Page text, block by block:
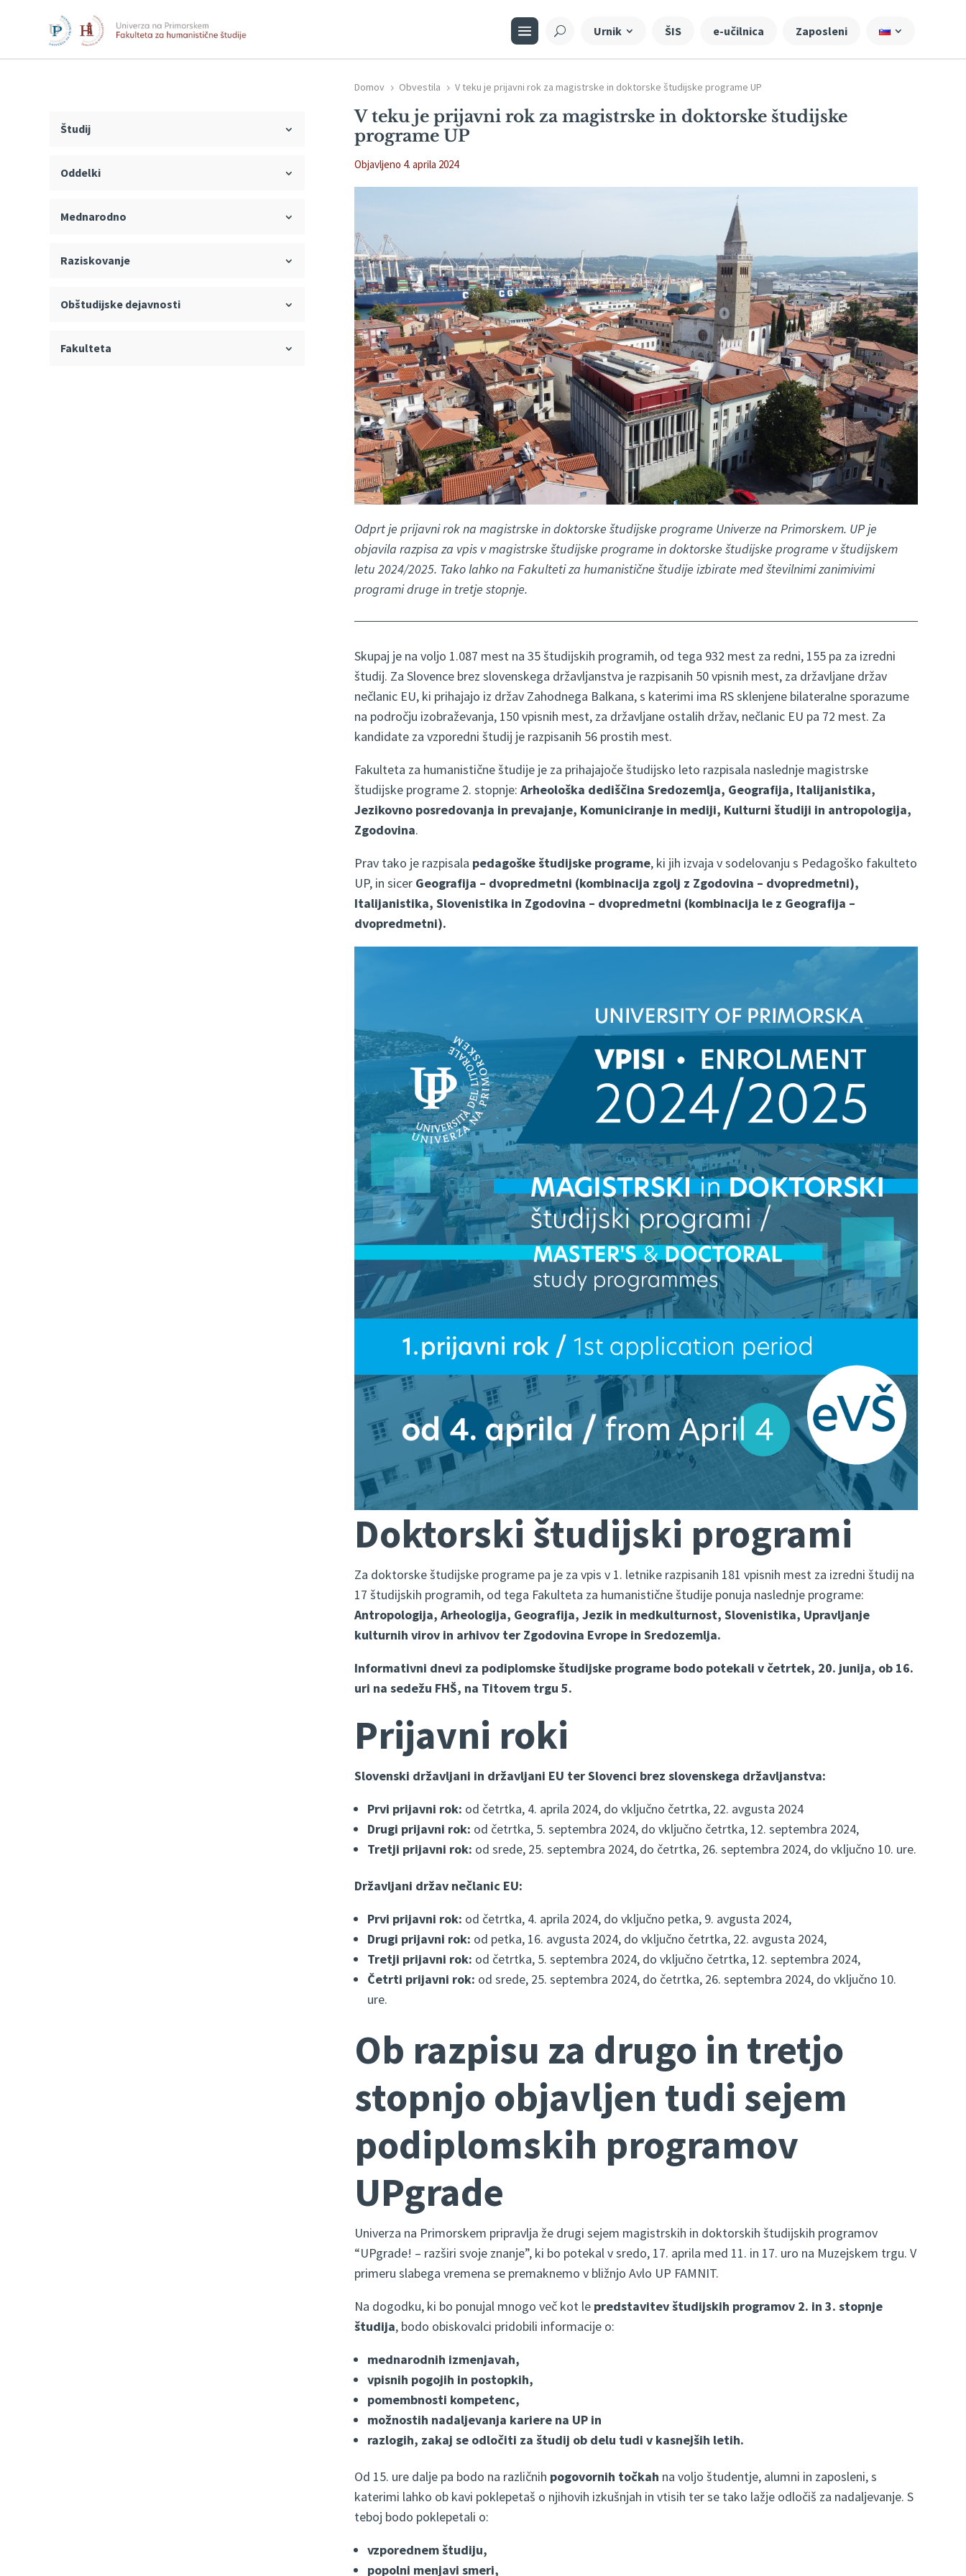
Urnik ŠIS e-učilnica Zaposleni
Domov 5 Obvestila 5 V teku je prijavni rok za magistrske in doktorske študijske programe UP
Študij
Oddelki
Mednarodno
Raziskovanje
Obštudijske dejavnosti
Fakulteta
V teku je prijavni rok za magistrske in doktorske študijske
programe UP
Objavljeno 4. aprila 2024
Odprt je prijavni rok na magistrske in doktorske študijske programe Univerze na Primorskem. UP je
objavila razpisa za vpis v magistrske študijske programe in doktorske študijske programe v študijskem
letu 2024/2025. Tako lahko na Fakulteti za humanistične študije izbirate med številnimi zanimivimi
programi druge in tretje stopnje.
Skupaj je na voljo 1.087 mest na 35 študijskih programih, od tega 932 mest za redni, 155 pa za izredni
študij. Za Slovence brez slovenskega državljanstva je razpisanih 50 vpisnih mest, za državljane držav
nečlanic EU, ki prihajajo iz držav Zahodnega Balkana, s katerimi ima RS sklenjene bilateralne sporazume
na področju izobraževanja, 150 vpisnih mest, za državljane ostalih držav, nečlanic EU pa 72 mest. Za
kandidate za vzporedni študij je razpisanih 56 prostih mest.
Fakulteta za humanistične študije je za prihajajoče študijsko leto razpisala naslednje magistrske
študijske programe 2. stopnje: Arheološka dediščina Sredozemlja, Geografija, Italijanistika,
Jezikovno posredovanja in prevajanje, Komuniciranje in mediji, Kulturni študiji in antropologija,
Zgodovina.
Prav tako je razpisala pedagoške študijske programe, ki jih izvaja v sodelovanju s Pedagoško fakulteto
UP, in sicer Geografija – dvopredmetni (kombinacija zgolj z Zgodovina – dvopredmetni),
Italijanistika, Slovenistika in Zgodovina – dvopredmetni (kombinacija le z Geografija –
dvopredmetni).
Doktorski študijski programi
Za doktorske študijske programe pa je za vpis v 1. letnike razpisanih 181 vpisnih mest za izredni študij na
17 študijskih programih, od tega Fakulteta za humanistične študije ponuja naslednje programe:
Antropologija, Arheologija, Geografija, Jezik in medkulturnost, Slovenistika, Upravljanje
kulturnih virov in arhivov ter Zgodovina Evrope in Sredozemlja.
Informativni dnevi za podiplomske študijske programe bodo potekali v četrtek, 20. junija, ob 16.
uri na sedežu FHŠ, na Titovem trgu 5.
Prijavni roki
Slovenski državljani in državljani EU ter Slovenci brez slovenskega državljanstva:
Prvi prijavni rok: od četrtka, 4. aprila 2024, do vključno četrtka, 22. avgusta 2024
Drugi prijavni rok: od četrtka, 5. septembra 2024, do vključno četrtka, 12. septembra 2024,
Tretji prijavni rok: od srede, 25. septembra 2024, do četrtka, 26. septembra 2024, do vključno 10. ure.
Državljani držav nečlanic EU:
Prvi prijavni rok: od četrtka, 4. aprila 2024, do vključno petka, 9. avgusta 2024,
Drugi prijavni rok: od petka, 16. avgusta 2024, do vključno četrtka, 22. avgusta 2024,
Tretji prijavni rok: od četrtka, 5. septembra 2024, do vključno četrtka, 12. septembra 2024,
Četrti prijavni rok: od srede, 25. septembra 2024, do četrtka, 26. septembra 2024, do vključno 10.
ure.
Ob razpisu za drugo in tretjo
stopnjo objavljen tudi sejem
podiplomskih programov
UPgrade
Univerza na Primorskem pripravlja že drugi sejem magistrskih in doktorskih študijskih programov
“UPgrade! – razširi svoje znanje”, ki bo potekal v sredo, 17. aprila med 11. in 17. uro na Muzejskem trgu. V
primeru slabega vremena se premaknemo v bližnjo Avlo UP FAMNIT.
Na dogodku, ki bo ponujal mnogo več kot le predstavitev študijskih programov 2. in 3. stopnje
študija, bodo obiskovalci pridobili informacije o:
mednarodnih izmenjavah,
vpisnih pogojih in postopkih,
pomembnosti kompetenc,
možnostih nadaljevanja kariere na UP in
razlogih, zakaj se odločiti za študij ob delu tudi v kasnejših letih.
Od 15. ure dalje pa bodo na različnih pogovornih točkah na voljo študentje, alumni in zaposleni, s
katerimi lahko ob kavi poklepetaš o njihovih izkušnjah in vtisih ter se tako lažje odločiš za nadaljevanje. S
teboj bodo poklepetali o:
vzporednem študiju,
popolni menjavi smeri,